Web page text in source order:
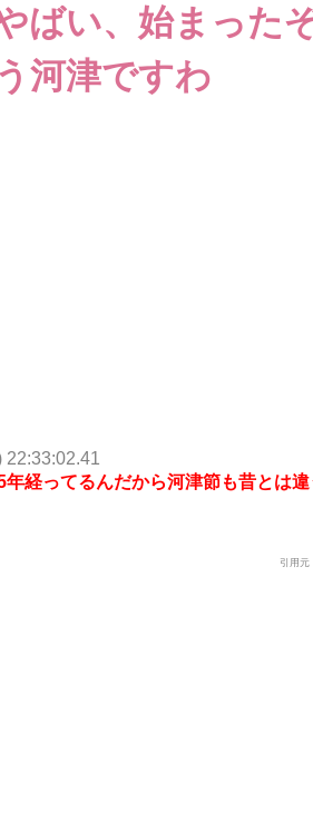
ばい、始まったぞ
河津ですわ
22:33:02.41
経ってるんだから河津節も昔とは違
引用元